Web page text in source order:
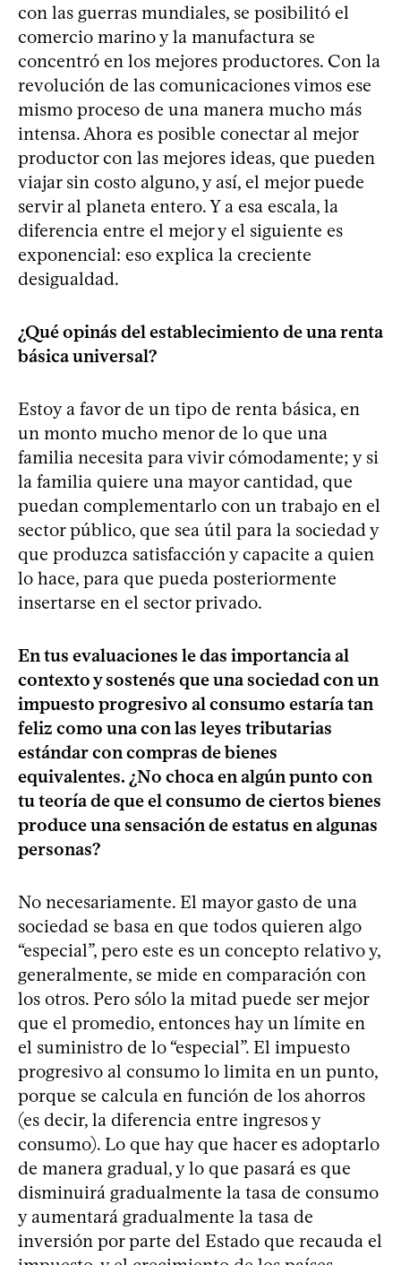
con las guerras mundiales, se posibilitó el
comercio marino y la manufactura se
concentró en los mejores productores. Con la
revolución de las comunicaciones vimos ese
mismo proceso de una manera mucho más
intensa. Ahora es posible conectar al mejor
productor con las mejores ideas, que pueden
viajar sin costo alguno, y así, el mejor puede
servir al planeta entero. Y a esa escala, la
diferencia entre el mejor y el siguiente es
exponencial: eso explica la creciente
desigualdad.
¿Qué opinás del establecimiento de una renta
básica universal?
Estoy a favor de un tipo de renta básica, en
un monto mucho menor de lo que una
familia necesita para vivir cómodamente; y si
la familia quiere una mayor cantidad, que
puedan complementarlo con un trabajo en el
sector público, que sea útil para la sociedad y
que produzca satisfacción y capacite a quien
lo hace, para que pueda posteriormente
insertarse en el sector privado.
En tus evaluaciones le das importancia al
contexto y sostenés que una sociedad con un
impuesto progresivo al consumo estaría tan
feliz como una con las leyes tributarias
estándar con compras de bienes
equivalentes. ¿No choca en algún punto con
tu teoría de que el consumo de ciertos bienes
produce una sensación de estatus en algunas
personas?
No necesariamente. El mayor gasto de una
sociedad se basa en que todos quieren algo
“especial”, pero este es un concepto relativo y,
generalmente, se mide en comparación con
los otros. Pero sólo la mitad puede ser mejor
que el promedio, entonces hay un límite en
el suministro de lo “especial”. El impuesto
progresivo al consumo lo limita en un punto,
porque se calcula en función de los ahorros
(es decir, la diferencia entre ingresos y
consumo). Lo que hay que hacer es adoptarlo
de manera gradual, y lo que pasará es que
disminuirá gradualmente la tasa de consumo
y aumentará gradualmente la tasa de
inversión por parte del Estado que recauda el